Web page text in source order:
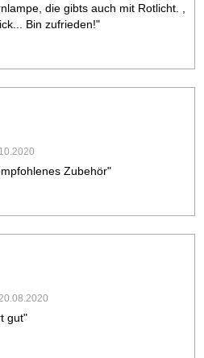
die gibts auch mit Rotlicht. ,
Bin zufrieden!"
Zubehör"
gut"